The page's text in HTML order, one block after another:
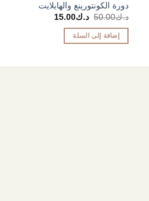
دورة الكونتورينغ والهايلايت
د.ك50.00 السعر
هو:
د.ك50.00.
د.ك15.00السعر
إضافة إلى السلة